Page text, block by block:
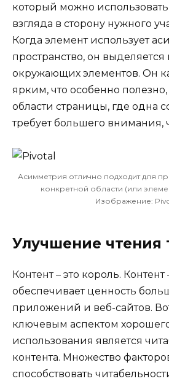
который можно
взгляда в сторону нужного
Когда элемент использует
пространство, он
окружающих элементов. Он
ярким, что особенно полезно,
области страницы, где одна
требует большего внимания,
Асимметрия отлично подходит для
конкретной области (или
Изображение:
Улучшение чтения
Контент – это король. Контент
обеспечивает ценность
приложений и веб-сайтов.
ключевым аспектом
использования является
контента. Множество
способствовать